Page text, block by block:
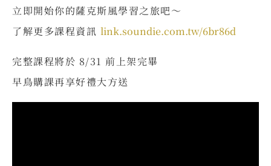
立即開始你的薩克斯風學習之旅吧～
了解更多課程資訊 link.soundie.com.tw/6br86d
完整課程將於 8/31 前上架完畢
早鳥購課再享好禮大方送